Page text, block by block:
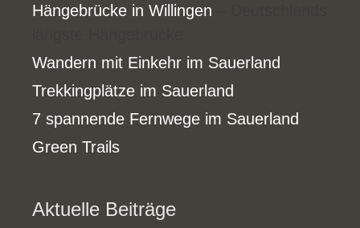
Hängebrücke in Willingen
Wandern mit Einkehr im Sauerland
Trekkingplätze im Sauerland
7 spannende Fernwege im Sauerland
Green Trails
Aktuelle Beiträge